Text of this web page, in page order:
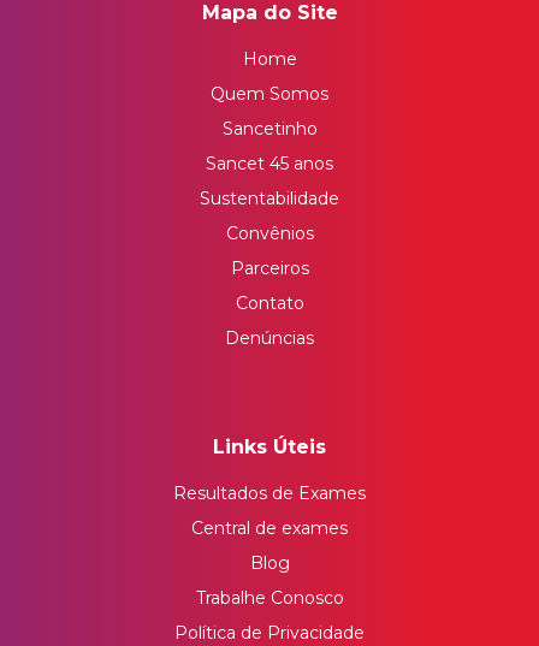
Mapa do Site
Home
Quem Somos
Sancetinho
Sancet 45 anos
Sustentabilidade
Convênios
Parceiros
Contato
Denúncias
Links Úteis
Resultados de Exames
Central de exames
Blog
Trabalhe Conosco
Política de Privacidade